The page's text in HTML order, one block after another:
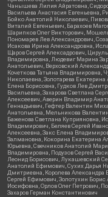
Чанышева Лилия Айратовна,
Васильева Анастасия Евгеньевна,
Бойко Анатолий Николаевич,
Виталий Евгеньевич, Барахоев
Шарипков Олег Викторович,
Пономарев Лев Александрович,
Исакова Ирина Александровна,
Щаров Сергей Алексадрович,
Владимировна, Людевиг Марина
Анатольевич, Верховский
Кочеткова Татьяна Владимировна,
Николаевна, Золотарева
Елена Борисовна, Гудков Лев
Васильевна, Захарова Светлана
Алексеевич, Аверин Владимир
Геннадьевич, Гефтер Валентин
Анатольевна, Мельникова
Баженова Светлана Куприяновна,
Владимирович, Беляев Сергей
Алексеевна, Закс Елена
Залмановна, Кокорина Екатерина
Юрьевна, Свечников Анатолий
Владимировна, Подузов Сергей
Леонид Борисович, Лукашевский
Анатолий Ефимович, Сухих Дарья
Дмитриевна, Королева Александра
Сергей Ефимович, Золотухин
Иосифовна, Орлов Олег Петрович,
Захаров Герман Константинович